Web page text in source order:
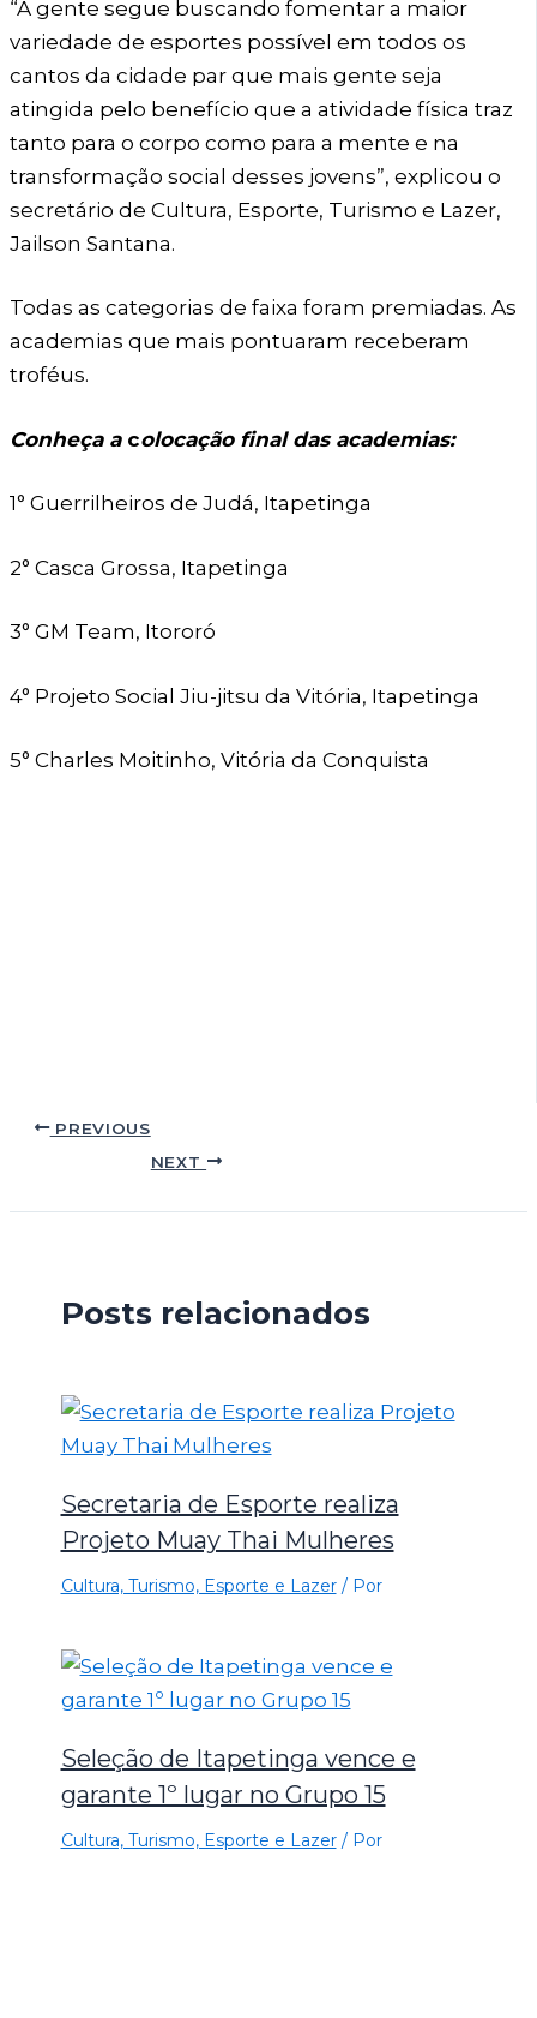
“A gente segue buscando fomentar a maior
variedade de esportes possível em todos os
cantos da cidade par que mais gente seja
atingida pelo benefício que a atividade física traz
tanto para o corpo como para a mente e na
transformação social desses jovens”, explicou o
secretário de Cultura, Esporte, Turismo e Lazer,
Jailson Santana.
Todas as categorias de faixa foram premiadas. As
academias que mais pontuaram receberam
troféus.
Conheça a colocação final das academias:
1° Guerrilheiros de Judá, Itapetinga
2° Casca Grossa, Itapetinga
3° GM Team, Itororó
4° Projeto Social Jiu-jitsu da Vitória, Itapetinga
5° Charles Moitinho, Vitória da Conquista
PREVIOUS
NEXT
Posts relacionados
Secretaria de Esporte realiza
Projeto Muay Thai Mulheres
Cultura, Turismo, Esporte e Lazer/ Por
Seleção de Itapetinga vence e
garante 1º lugar no Grupo 15
Cultura, Turismo, Esporte e Lazer/ Por